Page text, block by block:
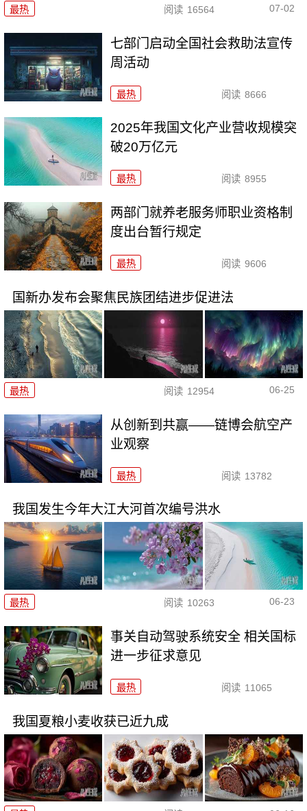
最热 阅读 16564 07-02
七部门启动全国社会救助法宣传
周活动
最热 阅读 8666
2025年我国文化产业营收规模突
破20万亿元
最热 阅读 8955
两部门就养老服务师职业资格制
度出台暂行规定
最热 阅读 9606
国新办发布会聚焦民族团结进步促进法
最热 阅读 12954 06-25
从创新到共赢——链博会航空产
业观察
最热 阅读 13782
我国发生今年大江大河首次编号洪水
最热 阅读 10263 06-23
事关自动驾驶系统安全 相关国标
进一步征求意见
最热 阅读 11065
我国夏粮小麦收获已近九成